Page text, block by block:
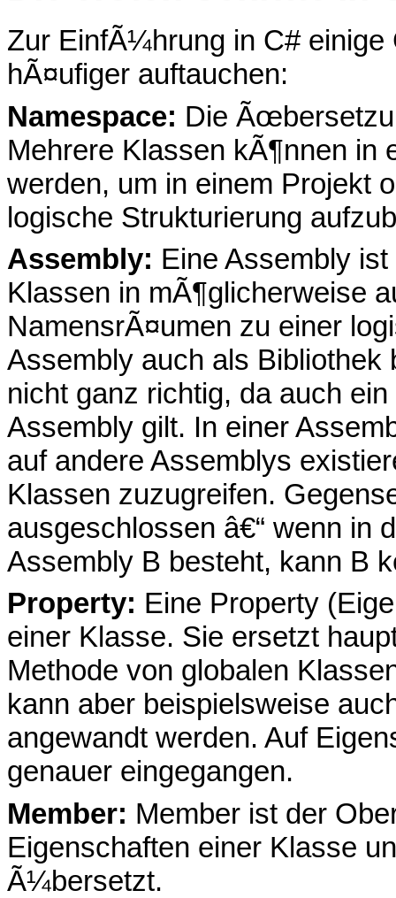
Zur EinfÃ¼hrung in C# einige
hÃ¤ufiger auftauchen:
Namespace: Die
Mehrere Klassen kÃ¶nnen in
werden, um in einem Projekt
logische Strukturierung
Assembly: Eine Assembly
Klassen in mÃ¶glicherweise
NamensrÃ¤umen zu einer
Assembly auch als
nicht ganz richtig, da auch
Assembly gilt. In einer
auf andere Assemblys
Klassen zuzugreifen.
ausgeschlossen â€“ wenn in
Assembly B besteht, kann B
Property: Eine Property
einer Klasse. Sie ersetzt
Methode von globalen
kann aber beispielsweise
angewandt werden. Auf
genauer eingegangen.
Member: Member ist der
Eigenschaften einer Klasse
Ã¼bersetzt.